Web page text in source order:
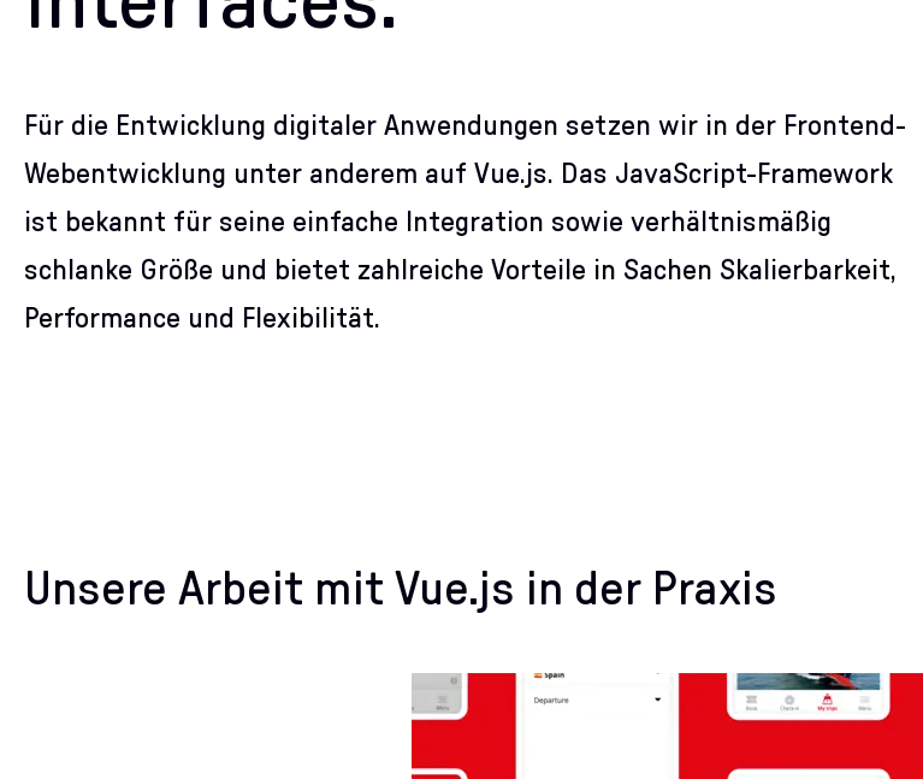
Für die Entwicklung digitaler Anwendungen setzen wir in der Frontend-
Webentwicklung unter anderem auf Vue.js. Das JavaScript-Framework
ist bekannt für seine einfache Integration sowie verhältnismäßig
schlanke Größe und bietet zahlreiche Vorteile in Sachen Skalierbarkeit,
Performance und Flexibilität.
Unsere Arbeit mit Vue.js in der Praxis
Kategorien: